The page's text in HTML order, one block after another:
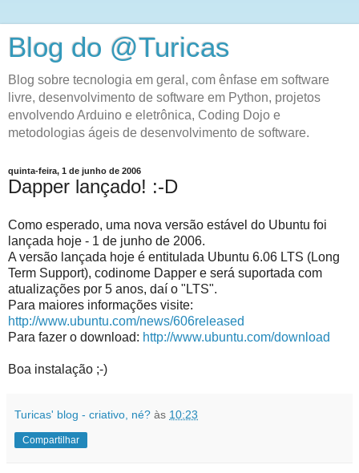
Blog do @Turicas
Blog sobre tecnologia em geral, com ênfase em software
livre, desenvolvimento de software em Python, projetos
envolvendo Arduino e eletrônica, Coding Dojo e
metodologias ágeis de desenvolvimento de software.
quinta-feira, 1 de junho de 2006
Dapper lançado! :-D
Como esperado, uma nova versão estável do Ubuntu foi
lançada hoje - 1 de junho de 2006.
A versão lançada hoje é entitulada Ubuntu 6.06 LTS (Long
Term Support), codinome Dapper e será suportada com
atualizações por 5 anos, daí o "LTS".
Para maiores informações visite:
http://www.ubuntu.com/news/606released
Para fazer o download: http://www.ubuntu.com/download
Boa instalação ;-)
Turicas' blog - criativo, né? às 10:23
Compartilhar